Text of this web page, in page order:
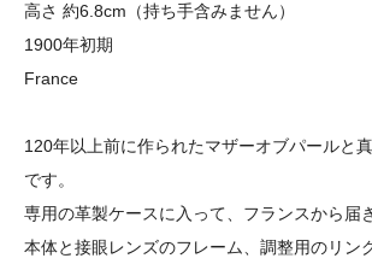
高さ 約6.8cm（持ち手含みません）
1900年初期
France
120年以上前に作られたマザーオブパールと
です。
専用の革製ケースに入って、フランスから届
本体と接眼レンズのフレーム、調整用のリン